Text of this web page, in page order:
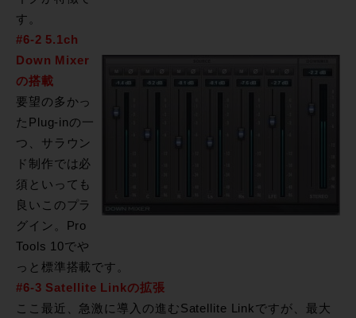
す。
#6-2 5.1ch
Down Mixer
の搭載
要望の多かっ
たPlug-inの一
つ、サラウン
ド制作では必
須といっても
良いこのプラ
グイン。Pro
Tools 10でや
っと標準搭載です。
#6-3 Satellite Linkの拡張
ここ最近、急激に導入の進むSatellite Linkですが、最大